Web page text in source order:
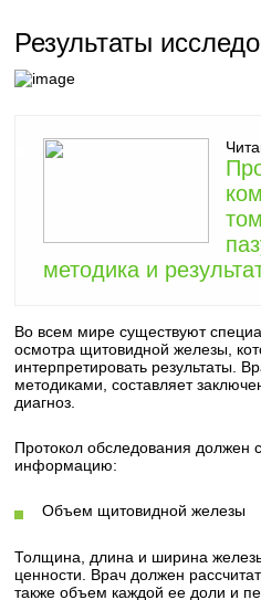
Результаты
методика и
Во всем мире существуют
осмотра щитовидной железы,
интерпретировать результаты.
методиками, составляет
диагноз.
Протокол обследования должен
информацию:
Объем щитовидной железы
Толщина, длина и ширина
ценности. Врач должен
также объем каждой ее доли и